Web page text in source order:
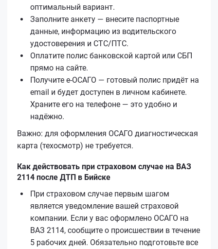
оптимальный вариант.
Заполните анкету — внесите паспортные
данные, информацию из водительского
удостоверения и СТС/ПТС.
Оплатите полис банковской картой или СБП
прямо на сайте.
Получите е‑ОСАГО — готовый полис придёт на
email и будет доступен в личном кабинете.
Храните его на телефоне — это удобно и
надёжно.
Важно: для оформления ОСАГО диагностическая
карта (техосмотр) не требуется.
Как действовать при страховом случае на ВАЗ
2114 после ДТП в Бийске
При страховом случае первым шагом
является уведомление вашей страховой
компании. Если у вас оформлено ОСАГО на
ВАЗ 2114, сообщите о происшествии в течение
5 рабочих дней. Обязательно подготовьте все